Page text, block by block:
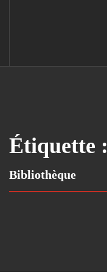
Étiquette :
Bibliothèque